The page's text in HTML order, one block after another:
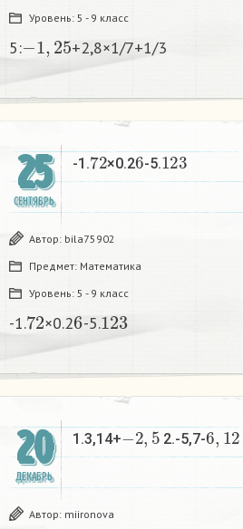
Уровень: 5 - 9 класс
5:
, 25
+2,8×1/7+1/3​
25
СЕНТЯБРЬ
-1.
72
×0.2
6
-5.
123
Автор: bila75902
Предмет: Математика
Уровень: 5 - 9 класс
-1.
72
×0.2
6
-5.
123
20
ДЕКАБРЬ
1.3,14+
− 2,5
2.-5,7-
6 12
Автор: miironova